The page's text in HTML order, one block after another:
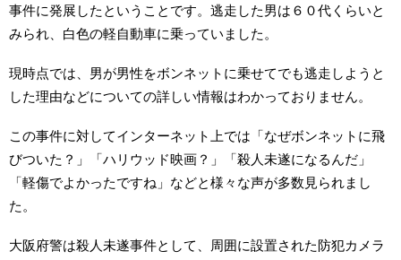
事件に発展したということです。逃走した男は６０代くらいと
みられ、白色の軽自動車に乗っていました。
現時点では、男が男性をボンネットに乗せてでも逃走しようと
した理由などについての詳しい情報はわかっておりません。
この事件に対してインターネット上では「なぜボンネットに飛
びついた？」「ハリウッド映画？」「殺人未遂になるんだ」
「軽傷でよかったですね」などと様々な声が多数見られまし
た。
大阪府警は殺人未遂事件として、周囲に設置された防犯カメラ